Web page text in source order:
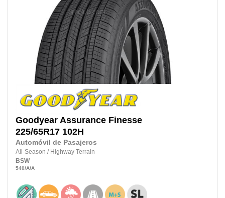
Goodyear Assurance Finesse
225/65R17 102H
Automóvil de Pasajeros
All-Season / Highway Terrain
BSW
540/A/A